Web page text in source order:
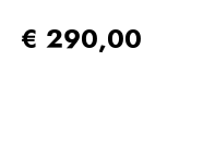
€ 290,00